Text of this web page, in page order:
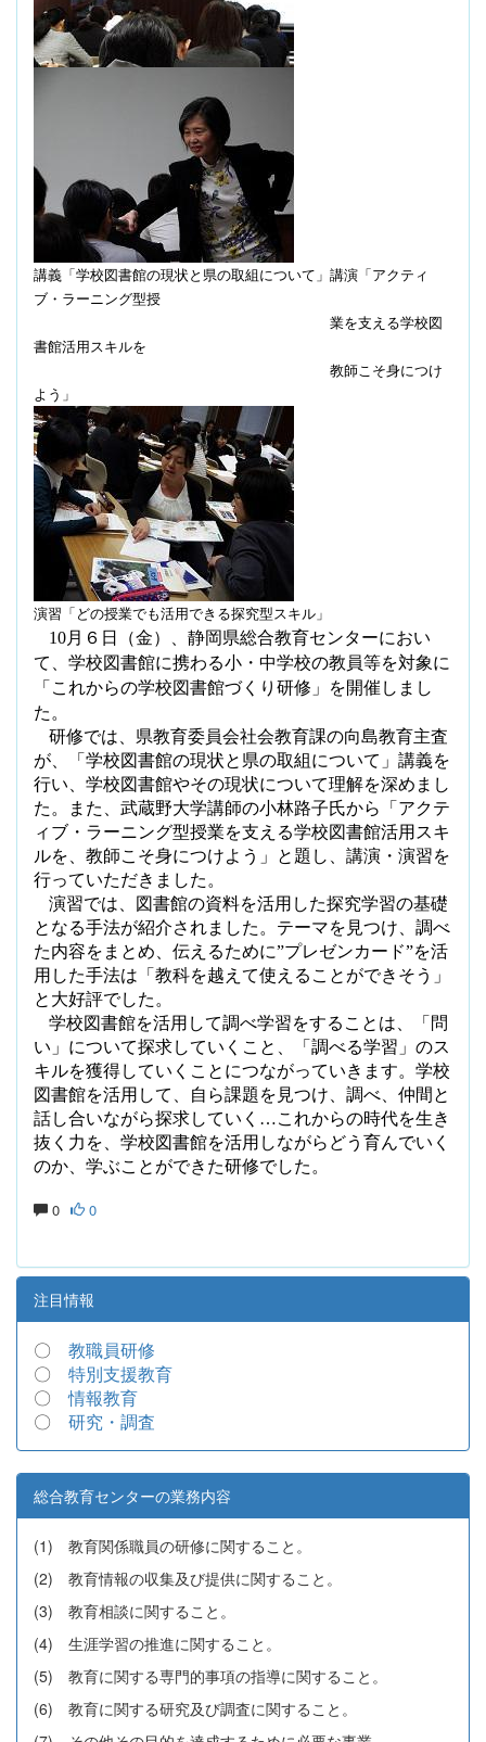
講義「学校図書館の現状と県の取組について」 講演「アクティ
ブ・ラーニング型授
業を支える学校図
書館活用スキルを
教師こそ身につけ
よう」
演習「どの授業でも活用できる探究型スキル」
10月６日（金）、静岡県総合教育センターにおい
て、学校図書館に携わる小・中学校の教員等を対象に
「これからの学校図書館づくり研修」を開催しまし
た。
研修では、県教育委員会社会教育課の向島教育主査
が、「学校図書館の現状と県の取組について」講義を
行い、学校図書館やその現状について理解を深めまし
た。また、武蔵野大学講師の小林路子氏から「アクテ
ィブ・ラーニング型授業を支える学校図書館活用スキ
ルを、教師こそ身につけよう」と題し、講演・演習を
行っていただきました。
演習では、図書館の資料を活用した探究学習の基礎
となる手法が紹介されました。テーマを見つけ、調べ
た内容をまとめ、伝えるために”プレゼンカード”を活
用した手法は「教科を越えて使えることができそう」
と大好評でした。
学校図書館を活用して調べ学習をすることは、「問
い」について探求していくこと、「調べる学習」のス
キルを獲得していくことにつながっていきます。学校
図書館を活用して、自ら課題を見つけ、調べ、仲間と
話し合いながら探求していく…これからの時代を生き
抜く力を、学校図書館を活用しながらどう育んでいく
のか、学ぶことができた研修でした。
0 0
注目情報
〇 教職員研修
〇 特別支援教育
〇情報教育
〇 研究・調査
総合教育センターの業務内容
(1) 教育関係職員の研修に関すること。
(2) 教育情報の収集及び提供に関すること。
(3) 教育相談に関すること。
(4) 生涯学習の推進に関すること。
(5) 教育に関する専門的事項の指導に関すること。
(6) 教育に関する研究及び調査に関すること。